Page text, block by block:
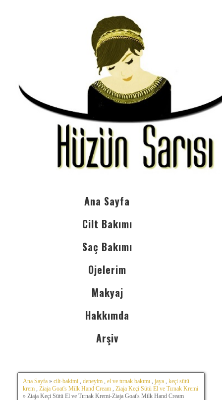
Ana Sayfa
Cilt Bakımı
Saç Bakımı
Ojelerim
Makyaj
Hakkımda
Arşiv
Ana Sayfa » cilt-bakimi deneyim el ve tırnak bakımı jaya
keçi sütü
krem
Ziaja Goat's Milk Hand Cream
Ziaja Keçi Sütü El ve Tırnak Kremi
» Ziaja Keçi Sütü El ve Tırnak Kremi-Ziaja Goat's Milk Hand Cream